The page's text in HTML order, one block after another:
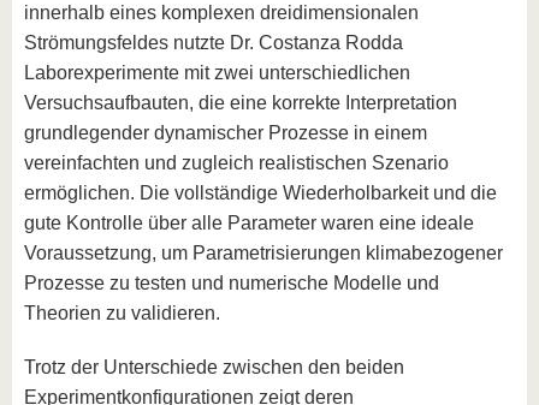
innerhalb eines komplexen dreidimensionalen
Strömungsfeldes nutzte Dr. Costanza Rodda
Laborexperimente mit zwei unterschiedlichen
Versuchsaufbauten, die eine korrekte Interpretation
grundlegender dynamischer Prozesse in einem
vereinfachten und zugleich realistischen Szenario
ermöglichen. Die vollständige Wiederholbarkeit und die
gute Kontrolle über alle Parameter waren eine ideale
Voraussetzung, um Parametrisierungen klimabezogener
Prozesse zu testen und numerische Modelle und
Theorien zu validieren.
Trotz der Unterschiede zwischen den beiden
Experimentkonfigurationen zeigt deren